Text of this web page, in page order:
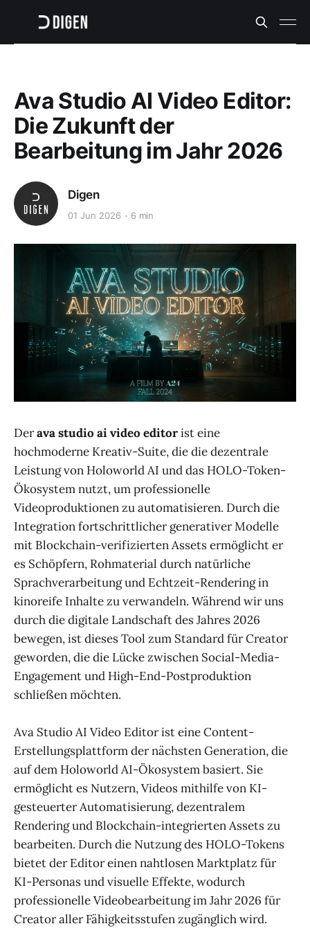
Ava Studio AI Video Editor:
Die Zukunft der
Bearbeitung im Jahr 2026
Digen
01 Jun 2026 6 min
Derava studio ai video editorist eine
hochmoderne Kreativ-Suite, die die dezentrale
Leistung von Holoworld AI und das HOLO-Token-
Ökosystem nutzt, um professionelle
Videoproduktionen zu automatisieren. Durch die
Integration fortschrittlicher generativer Modelle
mit Blockchain-verifizierten Assets ermöglicht er
es Schöpfern, Rohmaterial durch natürliche
Sprachverarbeitung und Echtzeit-Rendering in
kinoreife Inhalte zu verwandeln. Während wir uns
durch die digitale Landschaft des Jahres 2026
bewegen, ist dieses Tool zum Standard für Creator
geworden, die die Lücke zwischen Social-Media-
Engagement und High-End-Postproduktion
schließen möchten.
Ava Studio AI Video Editor ist eine Content-
Erstellungsplattform der nächsten Generation, die
auf dem Holoworld AI-Ökosystem basiert. Sie
ermöglicht es Nutzern, Videos mithilfe von KI-
gesteuerter Automatisierung, dezentralem
Rendering und Blockchain-integrierten Assets zu
bearbeiten. Durch die Nutzung des HOLO-Tokens
bietet der Editor einen nahtlosen Marktplatz für
KI-Personas und visuelle Effekte, wodurch
professionelle Videobearbeitung im Jahr 2026 für
Creator aller Fähigkeitsstufen zugänglich wird.